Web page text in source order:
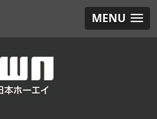
MENU